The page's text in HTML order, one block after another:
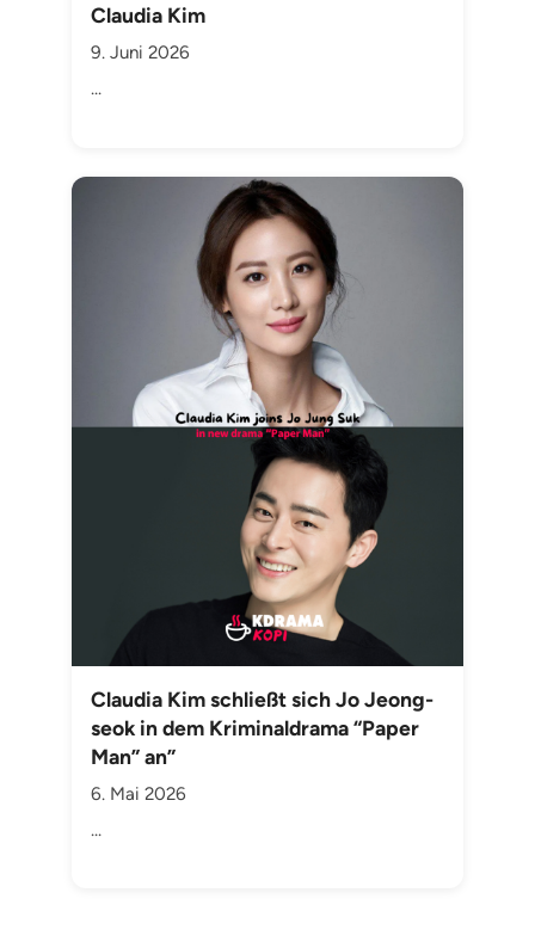
Claudia Kim
9. Juni 2026
...
Claudia Kim schließt sich Jo Jeong-
seok in dem Kriminaldrama “Paper
Man” an”
6. Mai 2026
...